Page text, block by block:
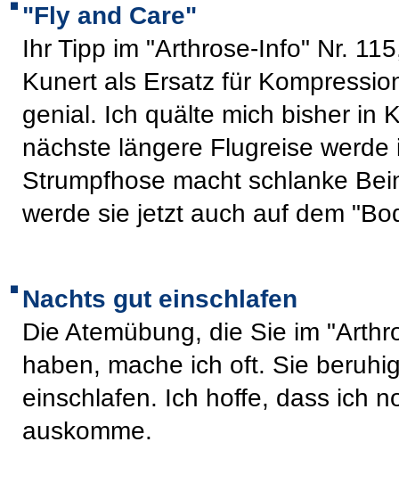
"Fly and Care"
Ihr Tipp im "Arthrose-Info" Nr.
Kunert als Ersatz für
genial. Ich quälte mich bisher in
nächste längere Flugreise
Strumpfhose macht schlanke
werde sie jetzt auch auf dem
Nachts gut einschlafen
Die Atemübung, die Sie im
haben, mache ich oft. Sie
einschlafen. Ich hoffe, dass ich
auskomme.